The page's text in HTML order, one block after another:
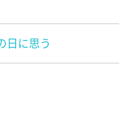
日に思う